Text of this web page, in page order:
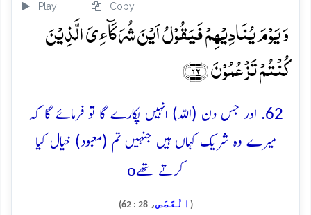
Play Copy
وَ یَوۡمَ یُنَادِیۡہِمۡ فَیَقُوۡلُ اَیۡنَ شُرَکَآءِیَ الَّذِیۡنَ
کُنۡتُمۡ تَزۡعُمُوۡنَ ﴿۶۲﴾
62. اور جس دن (اللہ) انہیں پکارے گا تو فرمائے گا کہ
میرے وہ شریک کہاں ہیں جنہیں تم (معبود) خیال کیا
کرتے تھےo
( الْقَصَص، 28 : 62)